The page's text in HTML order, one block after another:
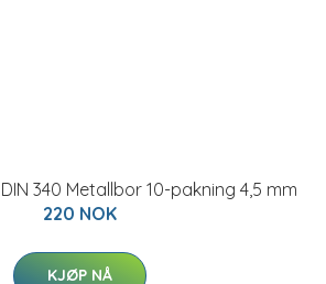
340 Metallbor 10-pakning 4,5 mm
220 NOK
KJØP NÅ